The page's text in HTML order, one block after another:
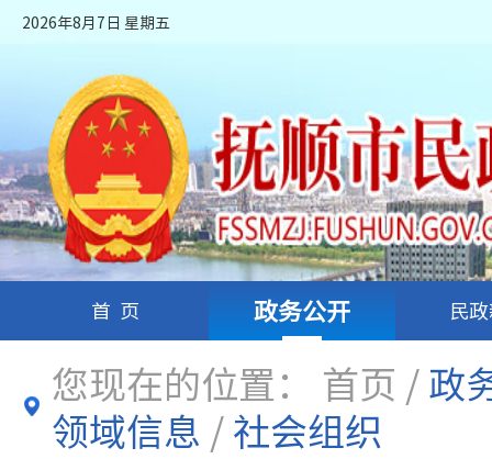
2026年8月7日 星期五
首页 政务公开 民
您现在的位置： 首页 /政
领域信息 /社会组织